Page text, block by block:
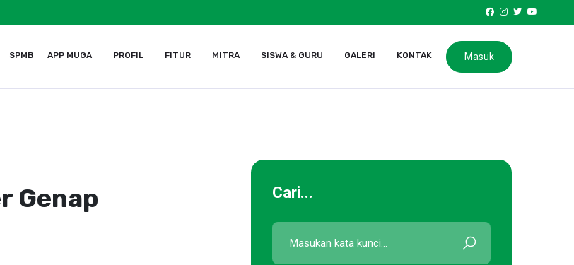
Masuk
SPMB APP MUGA PROFIL FITUR MITRA SISWA & GURU GALERI KONTAK
Genap
Cari...